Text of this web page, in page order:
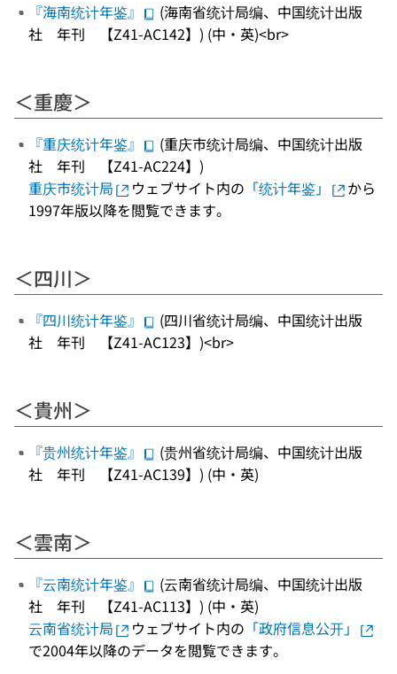
『海南统计年鉴』
(海南省统计局编、中国统计出版
社 年刊 【Z41-AC142】) (中・英)<br>
＜重慶＞
『重庆统计年鉴』
(重庆市统计局编、中国统计出版
社 年刊 【Z41-AC224】)
重庆市统计局
ウェブサイト内の 「统计年鉴」
から
1997年版以降を閲覧できます。
＜四川＞
『四川统计年鉴』
(四川省统计局编、中国统计出版
社 年刊 【Z41-AC123】)<br>
＜貴州＞
『贵州统计年鉴』
(贵州省统计局编、中国统计出版
社 年刊 【Z41-AC139】) (中・英)
＜雲南＞
『云南统计年鉴』
(云南省统计局编、中国统计出版
社 年刊 【Z41-AC113】) (中・英)
云南省统计局
ウェブサイト内の 「政府信息公开」
で2004年以降のデータを閲覧できます。